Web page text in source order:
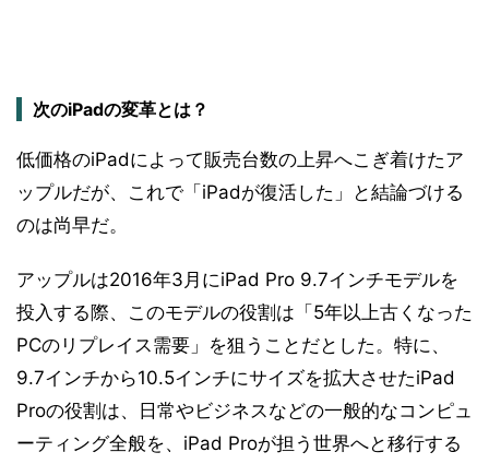
次のiPadの変革とは？
低価格のiPadによって販売台数の上昇へこぎ着けたア
ップルだが、これで「iPadが復活した」と結論づける
のは尚早だ。
アップルは2016年3月にiPad Pro 9.7インチモデルを
投入する際、このモデルの役割は「5年以上古くなった
PCのリプレイス需要」を狙うことだとした。特に、
9.7インチから10.5インチにサイズを拡大させたiPad
Proの役割は、日常やビジネスなどの一般的なコンピュ
ーティング全般を、iPad Proが担う世界へと移行する